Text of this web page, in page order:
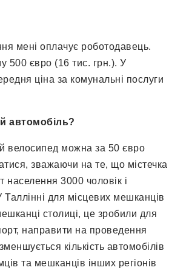
мені оплачує роботодавець.
500 євро (16 тис. грн.). У
ціна за комунальні послуги
автомобіль?
велосипед можна за 50 євро
зважаючи на те, що містечка
3000 чоловік і
для місцевих мешканців
столиці, це зробили для
направити на проведення
кількість автомобілів
та мешканців інших регіонів